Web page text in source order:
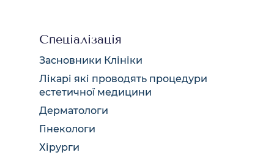
Спеціалізація
Засновники Клініки
Лікарі які проводять процедури
естетичної медицини
Дерматологи
Гінекологи
Хірурги